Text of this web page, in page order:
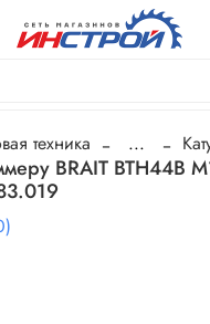
техника ...
BRAIT BTH44B